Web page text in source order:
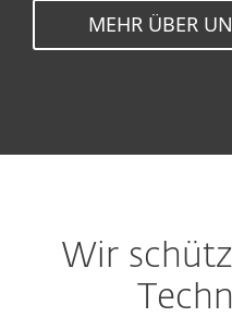
MEHR ÜBER
Wir